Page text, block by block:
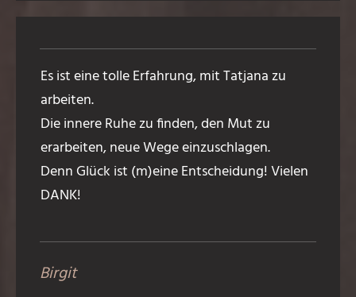
Es ist eine tolle Erfahrung, mit Tatjana zu
arbeiten.
Die innere Ruhe zu finden, den Mut zu
erarbeiten, neue Wege einzuschlagen.
Denn Glück ist (m)eine Entscheidung! Vielen
DANK!
Birgit